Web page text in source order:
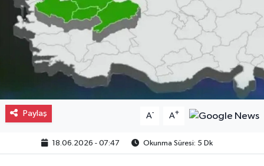
Paylaş A- A+
18.06.2026 - 07:47 Okunma Süresi: 5 Dk
Eğitim